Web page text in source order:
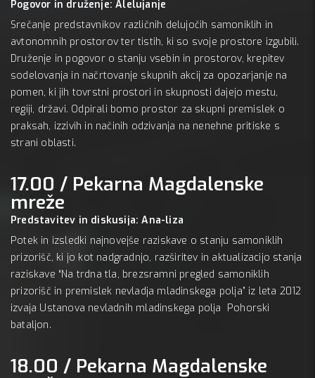
Pogovor in druženje: Alelujanje
Srečanje predstavnikov različnih delujočih samoniklih in
avtonomnih prostorov ter tistih, ki so svoje prostore izgubili.
Druženje in pogovor o stanju vsebin in prostorov, krepitev
sodelovanja in načrtovanje skupnih akcij za opozarjanje na
pomen, ki jih tovrstni prostori in skupnosti dajejo mestu,
regiji, državi. Odpirali bomo prostor za skupni premislek o
praksah, izzivih in načinih odzivanja na nenehne pritiske s
strani oblasti.
17.00 / Pekarna Magdalenske
mreže
Predstavitev in diskusija: Ana-liza
Potek in izsledki najnovejše raziskave o stanju samoniklih
prizorišč, ki jo kot nadgradnjo, razširitev in aktualizacijo stanja
raziskave “Na trdna tla, brezsramni pregled samoniklih
prizorišč in premislek nevladja mladinskega polja” iz leta 2012
izvaja Ustanova nevladnih mladinskega polja Pohorski
bataljon.
18.00 / Pekarna Magdalenske